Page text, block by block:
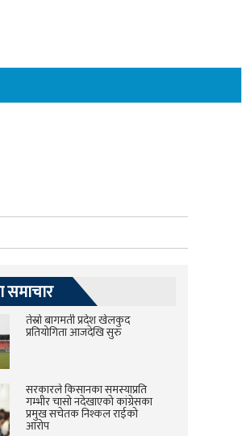
समाचार
तेस्रो बागमती प्रदेश खेलकुद
प्रतियोगिता आजदेखि सुरु
सरकारले किसानका समस्याप्रति
गम्भीर चासो नदेखाएको कांग्रेसका
प्रमुख सचेतक निश्कल राईको
आरोप